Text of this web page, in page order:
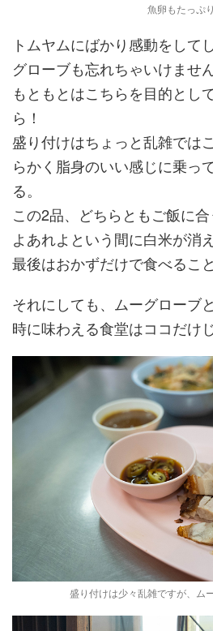
魚卵もたっぷり
トムヤムにばかり感動をして
グローブも忘れちゃいけません
もともとはこちらを目的とし
ら！
盛り付けはちょっと乱雑では
らかく脂身のいい感じに乗っ
る。
この2品、どちらともご飯に
よあれよという間に白米が消
最後はおかずだけで食べるこ
それにしても、ムーグローブ
時に味わえる食堂はココだけ
盛り付けは少々乱雑ですが、ム